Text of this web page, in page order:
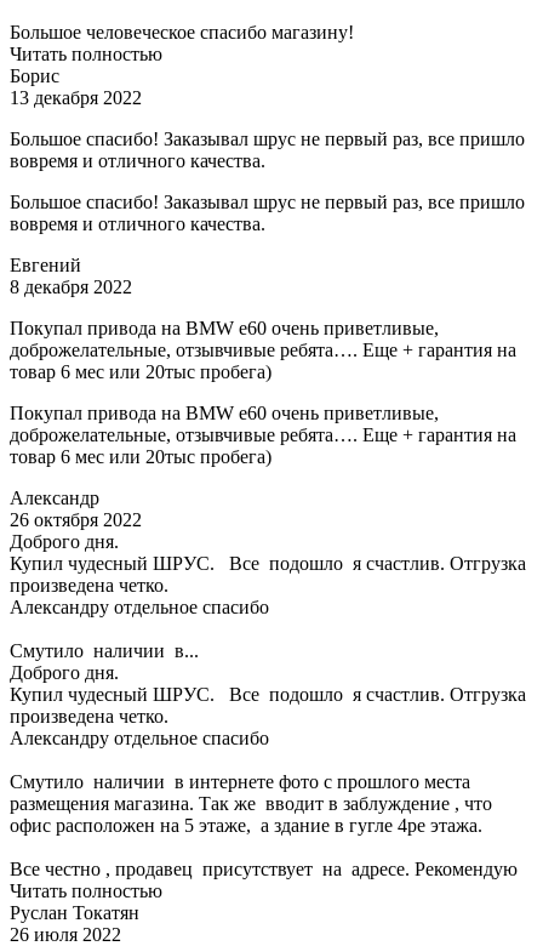
Большое человеческое спасибо магазину!
Читать полностью
Борис
13 декабря 2022
Большое спасибо! Заказывал шрус не первый раз, все пришло
вовремя и отличного качества.
Большое спасибо! Заказывал шрус не первый раз, все пришло
вовремя и отличного качества.
Евгений
8 декабря 2022
Покупал привода на BMW e60 очень приветливые,
доброжелательные, отзывчивые ребята…. Еще + гарантия на
товар 6 мес или 20тыс пробега)
Покупал привода на BMW e60 очень приветливые,
доброжелательные, отзывчивые ребята…. Еще + гарантия на
товар 6 мес или 20тыс пробега)
Александр
26 октября 2022
Доброго дня.
Купил чудесный ШРУС. Все подошло я счастлив. Отгрузка
произведена четко.
Александру отдельное спасибо
Смутило наличии в...
Доброго дня.
Купил чудесный ШРУС. Все подошло я счастлив. Отгрузка
произведена четко.
Александру отдельное спасибо
Смутило наличии в интернете фото с прошлого места
размещения магазина. Так же вводит в заблуждение , что
офис расположен на 5 этаже, а здание в гугле 4ре этажа.
Все честно , продавец присутствует на адресе. Рекомендую
Читать полностью
Руслан Токатян
26 июля 2022